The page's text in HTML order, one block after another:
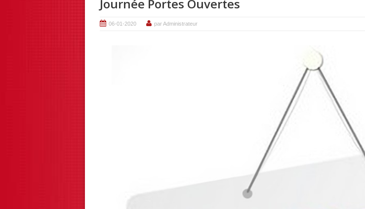
Journée Portes Ouvertes
06-01-2020 par Administrateur